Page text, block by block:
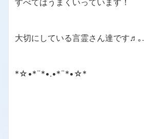
すべてはうまくいっています！
大切にしている言霊さん達です♬｡.
*☆•*¨*•.•*¨*•☆*